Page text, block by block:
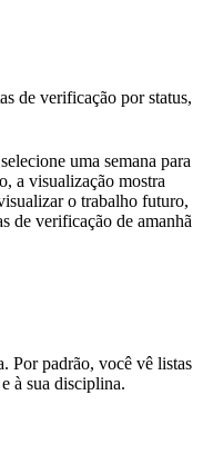
de verificação por status,
uma semana para
a visualização mostra
o trabalho futuro,
de verificação de amanhã
Por padrão, você vê listas
à sua disciplina.